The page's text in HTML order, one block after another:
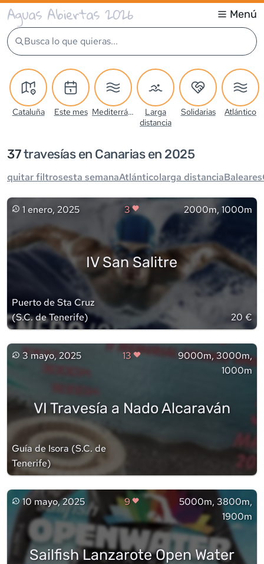
Aguas Abiertas 2026 Menú
Busca lo que quieras...
Cataluña Este mes Mediterráneo
Larga
distancia
Solidarias Atlántico
37travesías en Canarias en 2025
quitar filtrosesta semanaAtlánticolarga distanciaBaleares
1 enero, 2025 3 2000m, 1000m
IV San Salitre
Puerto de Sta Cruz
(S.C. de Tenerife) 20 €
3 mayo, 2025 13
9000m, 3000m,
1000m
VI Travesía a Nado Alcaraván
Guía de Isora (S.C. de
Tenerife)
10 mayo, 2025 9
5000m, 3800m,
1900m
Sailfish Lanzarote Open Water